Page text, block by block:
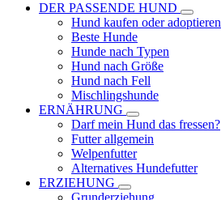
DER PASSENDE HUND
Hund kaufen oder adoptieren
Beste Hunde
Hunde nach Typen
Hund nach Größe
Hund nach Fell
Mischlingshunde
ERNÄHRUNG
Darf mein Hund das fressen?
Futter allgemein
Welpenfutter
Alternatives Hundefutter
ERZIEHUNG
Grunderziehung